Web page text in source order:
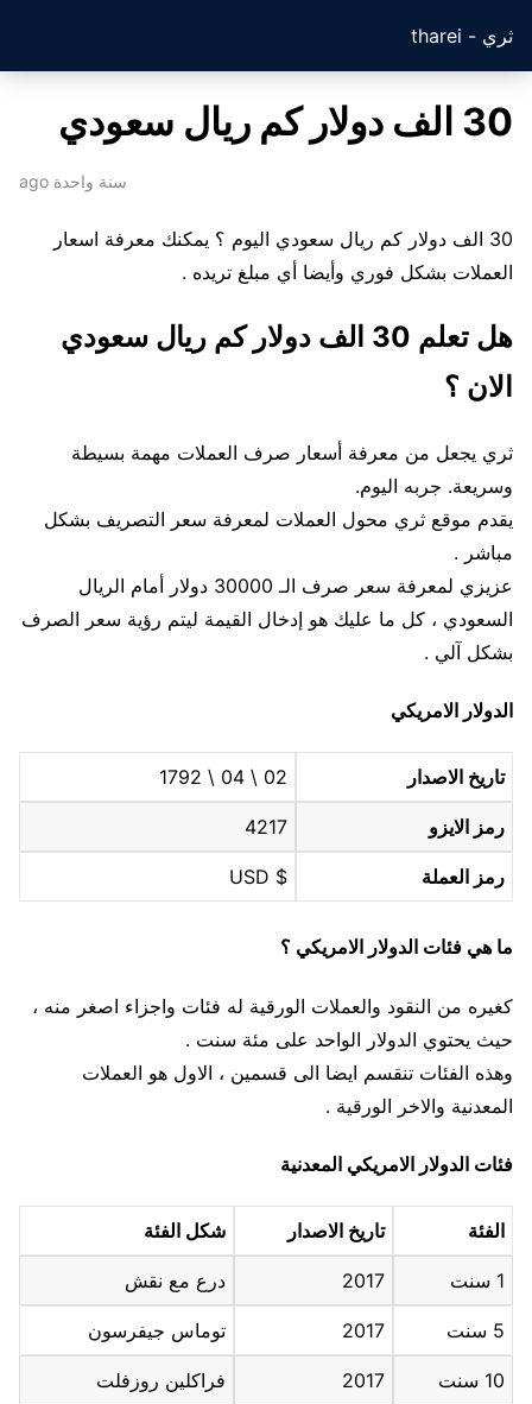
ثري - tharei
30 الف دولار كم ريال سعودي
سنة واحدة ago
30 الف دولار كم ريال سعودي اليوم ؟ يمكنك معرفة اسعار
العملات بشكل فوري وأيضا أي مبلغ تريده .
هل تعلم 30 الف دولار كم ريال سعودي
الان ؟
ثري يجعل من معرفة أسعار صرف العملات مهمة بسيطة
وسريعة. جربه اليوم.
يقدم موقع ثري محول العملات لمعرفة سعر التصريف بشكل
مباشر .
عزيزي لمعرفة سعر صرف الـ 30000 دولار أمام الريال
السعودي ، كل ما عليك هو إدخال القيمة ليتم رؤية سعر الصرف
بشكل آلي .
الدولار الامريكي
تاريخ الاصدار 02 \ 04 \ 1792
رمز الايزو 4217
رمز العملة $ USD
ما هي فئات الدولار الامريكي ؟
كغيره من النقود والعملات الورقية له فئات واجزاء اصغر منه ،
حيث يحتوي الدولار الواحد على مئة سنت .
وهذه الفئات تنقسم ايضا الى قسمين ، الاول هو العملات
المعدنية والاخر الورقية .
فئات الدولار الامريكي المعدنية
الفئة تاريخ الاصدار شكل الفئة
1 سنت 2017 درع مع نقش
5 سنت 2017 توماس جيفرسون
10 سنت 2017 فراكلين روزفلت